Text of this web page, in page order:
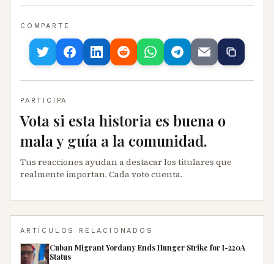
COMPARTE
PARTICIPA
Vota si esta historia es buena o
mala y guía a la comunidad.
Tus reacciones ayudan a destacar los titulares que
realmente importan. Cada voto cuenta.
ARTÍCULOS RELACIONADOS
Cuban Migrant Yordany Ends Hunger Strike for I-220A
Status